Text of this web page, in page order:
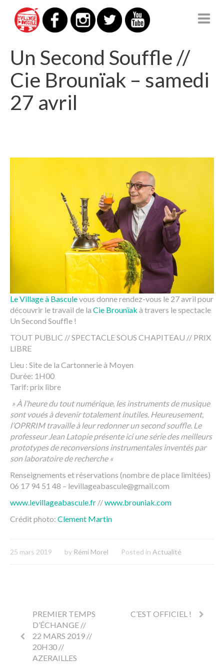
Un Second Souffle //
Cie Brounïak – samedi
27 avril
Le Village à Basculevous donne rendez-vous le 27 avril pour
découvrir le travail de la Cie Brounïak à travers le spectacle
Un Second Souffle !
TOUT PUBLIC // SPECTACLE SOUS CHAPITEAU // PRIX
LIBRE
Lieu : Site de la Cartonnerie à Moyen
Durée: 1H00
Tarif: prix libre
» À l’heure du tout numérique, les instruments de musique
sont voués à devenir totalement inutiles. Heureusement,
l’OPRRIM travaille à leur redonner un second souffle. Le
professeur Jean Latopie présente ici une série des meilleurs
prototypes de reconversions instrumentales inventés par
son laboratoire de recherche «
Renseignements et réservations (nombre de place limitées)
06 17 94 51 48 – levillageabascule@gmail.com
www.levillageabascule.fr //www.brouniak.com
Crédit photo: Clement Martin
25 mars 2019 by Rémi Morel Posted in Actualité
PREMIER TEMPS
D’ÉCHANGE //
22 MARS 2019 //
20H30 //
AZERAILLES
C’EST OFFICIEL !